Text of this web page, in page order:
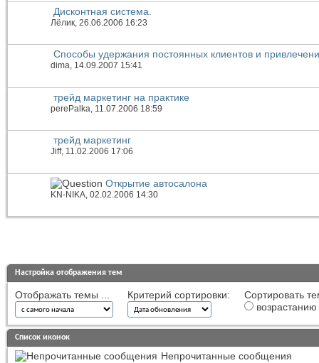
Дисконтная система.
Лёлик, 26.06.2006 16:23
Способы удержания постоянных клиентов и
dima, 14.09.2007 15:41
трейд маркетинг на практике
perePalka, 11.07.2006 18:59
трейд маркетинг
Jiff, 11.02.2006 17:06
Открытие автосалона
KN-NIKA, 02.02.2006 14:30
Настройка отображения тем
Отображать темы ... Критерий сортировки:
Сортировать
возрастанию
Список иконок
Непрочитанные сообщения